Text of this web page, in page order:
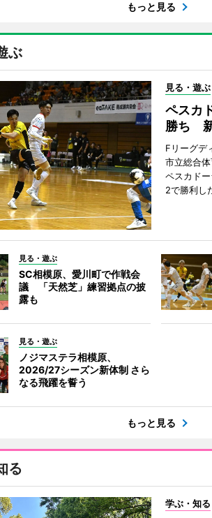
もっと見る
ぶ
見る・遊ぶ
ペスカ
勝ち
Fリーグデ
市立総合体
ペスカド
2で勝利し
見る・遊ぶ
SC相模原、愛川町で作戦会
議 「天然芝」練習拠点の披
露も
見る・遊ぶ
ノジマステラ相模原、
2026/27シーズン新体制 さら
なる飛躍を誓う
もっと見る
る
学ぶ・知る